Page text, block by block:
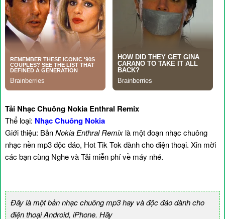
Tải Nhạc Chuông Nokia Enthral Remix
Thể loại: Nhạc Chuông Nokia
Giới thiệu: BảnNokia Enthral Remix là một đoạn nhạc chuông
nhạc nền mp3 độc đáo, Hot Tik Tok dành cho điện thoại. Xin mời
các bạn cùng Nghe và Tải miễn phí về máy nhé.
Đây là một bản nhạc chuông mp3 hay và độc đáo dành cho
điện thoại Android, iPhone. Hãy